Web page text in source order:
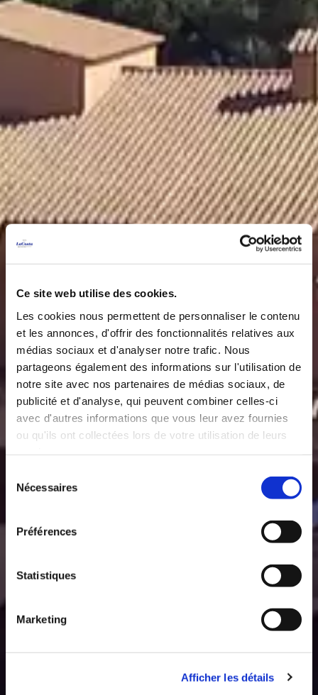
Ce site web utilise des cookies.
Les cookies nous permettent de personnaliser le contenu
et les annonces, d'offrir des fonctionnalités relatives aux
médias sociaux et d'analyser notre trafic. Nous
partageons également des informations sur l'utilisation de
notre site avec nos partenaires de médias sociaux, de
publicité et d'analyse, qui peuvent combiner celles-ci
avec d'autres informations que vous leur avez fournies
ou qu'ils ont collectées lors de votre utilisation de leurs
Nécessaires
Préférences
Statistiques
Marketing
Afficher les détails